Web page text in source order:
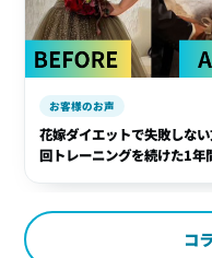
お客様のお声
花嫁ダイエットで失敗しな
回トレーニングを続けた1年
コ